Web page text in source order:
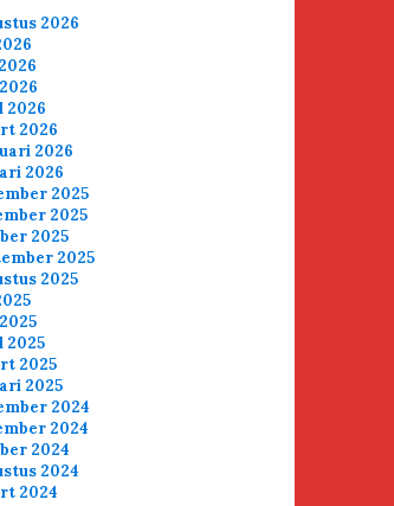
2026
2026
2026
2026
2026
2025
2025
2025
2025
2025
2025
2025
2025
2024
2024
2024
2024
2024